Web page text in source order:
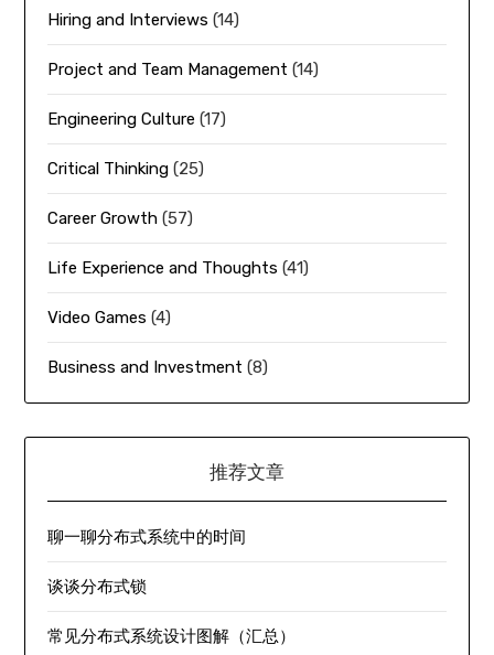
Hiring and Interviews (14)
Project and Team Management (14)
Engineering Culture (17)
Critical Thinking (25)
Career Growth (57)
Life Experience and Thoughts (41)
Video Games (4)
Business and Investment (8)
推荐文章
聊一聊分布式系统中的时间
谈谈分布式锁
常见分布式系统设计图解（汇总）